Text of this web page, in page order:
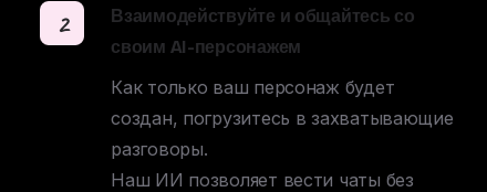
2
Взаимодействуйте и общайтесь со
своим AI-персонажем
Как только ваш персонаж будет
создан, погрузитесь в захватывающие
разговоры.
Наш ИИ позволяет вести чаты без